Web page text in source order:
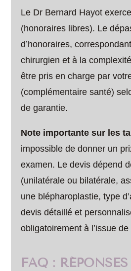
Le Dr Bernard Hayot
(honoraires libres). Le
d’honoraires,
chirurgien et à la
être pris en charge par
(complémentaire santé)
de garantie.
Note importante sur les
impossible de donner un
examen. Le devis dépend
(unilatérale ou bilatérale,
une blépharoplastie, type
devis détaillé et
obligatoirement à l’issue
FAQ :